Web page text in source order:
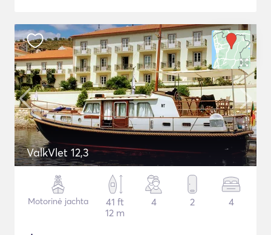
ValkVlet 12,3
Motorinė jachta
41 ft
12 m
4 2 4